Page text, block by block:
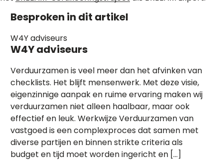
Besproken in dit artikel
W4Y adviseurs
W4Y adviseurs
Verduurzamen is veel meer dan het afvinken van
checklists. Het blijft mensenwerk. Met deze visie,
eigenzinnige aanpak en ruime ervaring maken wij
verduurzamen niet alleen haalbaar, maar ook
effectief en leuk. Werkwijze Verduurzamen van
vastgoed is een complexproces dat samen met
diverse partijen en binnen strikte criteria als
budget en tijd moet worden ingericht en […]